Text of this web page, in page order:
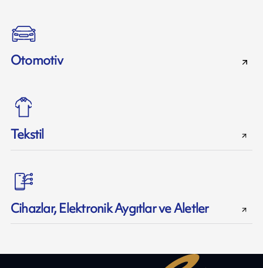
Otomotiv
Tekstil
Cihazlar, Elektronik Aygıtlar ve Aletler